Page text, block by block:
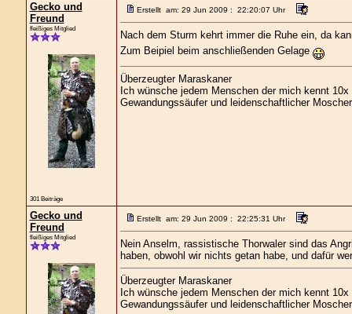
Gecko und
Freund
fleißiges Mitglied
301 Beiträge
Erstellt am: 29 Jun 2009 : 22:20:07 Uhr
Nach dem Sturm kehrt immer die Ruhe ein, da
Zum Beipiel beim anschließenden Gelage
Überzeugter Maraskaner
Ich wünsche jedem Menschen der mich kennt
Gewandungssäufer und leidenschaftlicher Moscher
Gecko und
Freund
fleißiges Mitglied
Erstellt am: 29 Jun 2009 : 22:25:31 Uhr
Nein Anselm, rassistische Thorwaler sind das
haben, obwohl wir nichts getan habe, und dafür
Überzeugter Maraskaner
Ich wünsche jedem Menschen der mich kennt
Gewandungssäufer und leidenschaftlicher Moscher